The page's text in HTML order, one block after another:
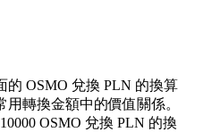
OSMO 兌換 PLN 的換算
轉換金額中的價值關係。
OSMO 兌換 PLN 的換